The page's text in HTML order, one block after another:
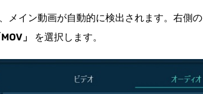
メイン動画が自動的に検出されます。右側の
MOV」 を選択します。